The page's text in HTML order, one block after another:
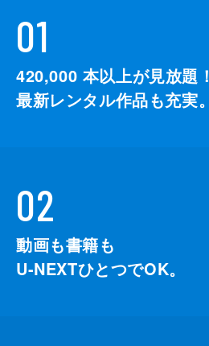
01
420,000 本以上が見放題！
最新レンタル作品も充実。
02
動画も書籍も
U-NEXTひとつでOK。